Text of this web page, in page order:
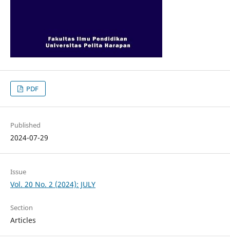
PDF
Published
2024-07-29
Issue
Vol. 20 No. 2 (2024): JULY
Section
Articles